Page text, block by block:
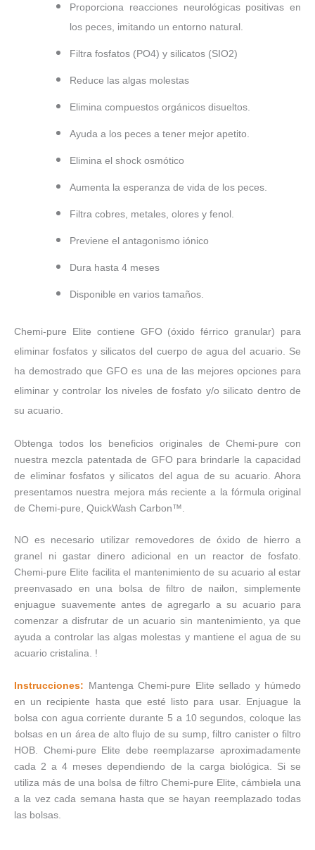
Proporciona reacciones neurológicas positivas en
los peces, imitando un entorno natural.
Filtra fosfatos (PO4) y silicatos (SIO2)
Reduce las algas molestas
Elimina compuestos orgánicos disueltos.
Ayuda a los peces a tener mejor apetito.
Elimina el shock osmótico
Aumenta la esperanza de vida de los peces.
Filtra cobres, metales, olores y fenol.
Previene el antagonismo iónico
Dura hasta 4 meses
Disponible en varios tamaños.
Chemi-pure Elite contiene GFO (óxido férrico granular) para
eliminar fosfatos y silicatos del cuerpo de agua del acuario. Se
ha demostrado que GFO es una de las mejores opciones para
eliminar y controlar los niveles de fosfato y/o silicato dentro de
su acuario.
Obtenga todos los beneficios originales de Chemi-pure con
nuestra mezcla patentada de GFO para brindarle la capacidad
de eliminar fosfatos y silicatos del agua de su acuario. Ahora
presentamos nuestra mejora más reciente a la fórmula original
de Chemi-pure, QuickWash Carbon™.
NO es necesario utilizar removedores de óxido de hierro a
granel ni gastar dinero adicional en un reactor de fosfato.
Chemi-pure Elite facilita el mantenimiento de su acuario al estar
preenvasado en una bolsa de filtro de nailon, simplemente
enjuague suavemente antes de agregarlo a su acuario para
comenzar a disfrutar de un acuario sin mantenimiento, ya que
ayuda a controlar las algas molestas y mantiene el agua de su
acuario cristalina. !
Instrucciones: Mantenga Chemi-pure Elite sellado y húmedo
en un recipiente hasta que esté listo para usar. Enjuague la
bolsa con agua corriente durante 5 a 10 segundos, coloque las
bolsas en un área de alto flujo de su sump, filtro canister o filtro
HOB. Chemi-pure Elite debe reemplazarse aproximadamente
cada 2 a 4 meses dependiendo de la carga biológica. Si se
utiliza más de una bolsa de filtro Chemi-pure Elite, cámbiela una
a la vez cada semana hasta que se hayan reemplazado todas
las bolsas.